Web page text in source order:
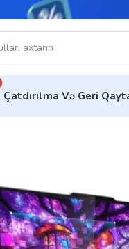
Çatdırılma Və Geri